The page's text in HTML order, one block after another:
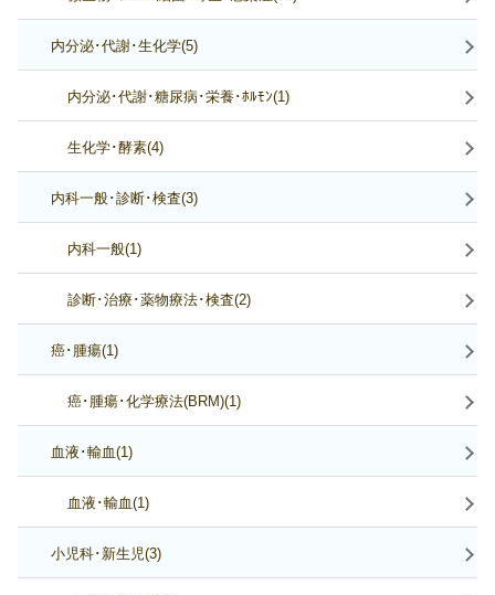
内分泌･代謝･生化学(5)
内分泌･代謝･糖尿病･栄養･ﾎﾙﾓﾝ(1)
生化学･酵素(4)
内科一般･診断･検査(3)
内科一般(1)
診断･治療･薬物療法･検査(2)
癌･腫瘍(1)
癌･腫瘍･化学療法(BRM)(1)
血液･輸血(1)
血液･輸血(1)
小児科･新生児(3)